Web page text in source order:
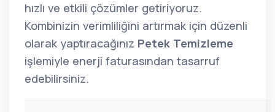
hızlı ve etkili çözümler getiriyoruz.
Kombinizin verimliliğini artırmak için düzenli
olarak yaptıracağınız Petek Temizleme
işlemiyle enerji faturasından tasarruf
edebilirsiniz.